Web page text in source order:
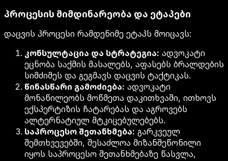
პროცესის მიმდინარეობა და ეტაპები
დაცვის პროცესი რამდენიმე ეტაპს მოიცავს:
კონსულტაცია და სტრატეგია: ადვოკატი
ეცნობა საქმის მასალებს, აფასებს ბრალდების
სიმძიმეს და გეგმავს დაცვის ტაქტიკას.
წინასწარი გამოძიება: ადვოკატი
მონაწილეობს მოწმეთა დაკითხვაში, ითხოვს
ექსპერტიზის ჩატარებას და აგროვებს
ალტერნატიულ მტკიცებულებებს.
საპროცესო შეთანხმება: გარკვეულ
შემთხვევებში, შესაძლოა მიზანშეწონილი
იყოს საპროცესო შეთანხმებაზე წასვლა,